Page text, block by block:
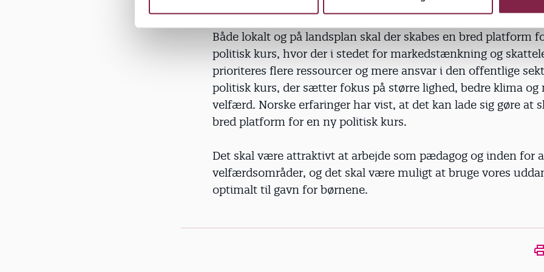
v
Både lokalt og på landsplan skal der skabes en bred platform
politisk kurs, hvor der i stedet for markedstænkning og
prioriteres flere ressourcer og mere ansvar i den offentlige
politisk kurs, der sætter fokus på større lighed, bedre klima og
velfærd. Norske erfaringer har vist, at det kan lade sig gøre at
bred platform for en ny politisk kurs.
Det skal være attraktivt at arbejde som pædagog og inden for
velfærdsområder, og det skal være muligt at bruge vores
optimalt til gavn for børnene.